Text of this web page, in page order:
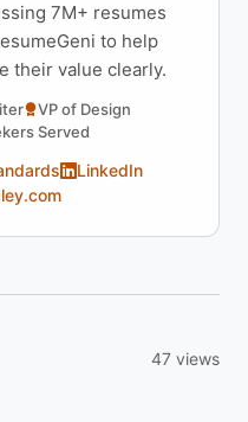
7M+ resumes
to help
their value clearly.
VP of Design
Served
LinkedIn
47 views